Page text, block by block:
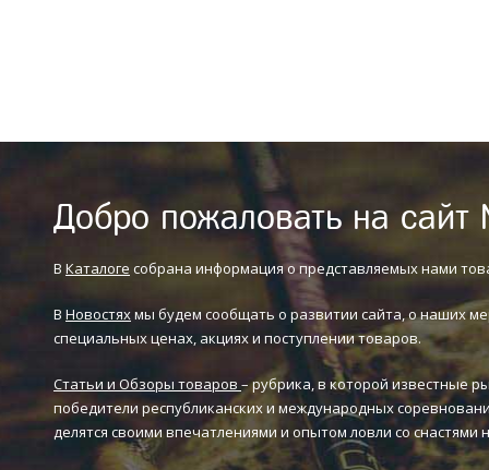
Добро пожаловать на сайт
В Каталоге собрана информация о представляемых нами
В Новостяхмы будем сообщать о развитии сайта, о наших
специальных ценах, акциях и поступлении товаров.
Статьи и Обзоры товаров – рубрика, в которой известные
победители республиканских и международных
делятся своими впечатлениями и опытом ловли со снастями